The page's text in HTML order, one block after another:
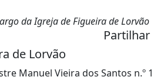
da Igreja de Figueira de Lorvão
Partilhar
de Lorvão
Manuel Vieira dos Santos n.º 1